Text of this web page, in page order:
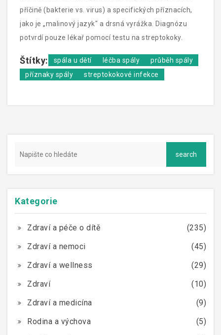
příčině (bakterie vs. virus) a specifických příznacích,
jako je „malinový jazyk" a drsná vyrážka. Diagnózu
potvrdí pouze lékař pomocí testu na streptokoky.
Štítky: spála u dětí léčba spály
průběh spály
příznaky spály
streptokokové infekce
Kategorie
Zdraví a péče o dítě
(235)
Zdraví a nemoci
(45)
Zdraví a wellness
(29)
Zdraví
(10)
Zdraví a medicína
(9)
Rodina a výchova
(5)